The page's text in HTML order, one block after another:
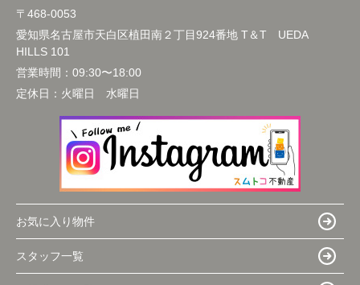
〒468-0053
愛知県名古屋市天白区植田南２丁目924番地 T＆T UEDA
HILLS 101
営業時間： 09:30〜18:00
定休日： 火曜日 水曜日
お気に入り物件
スタッフ一覧